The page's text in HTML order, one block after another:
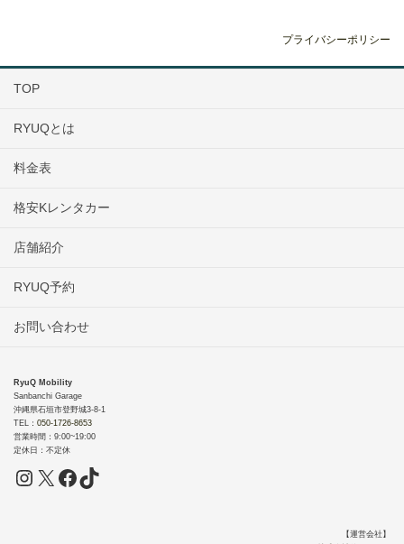
プライバシーポリシー
TOP
RYUQとは
料金表
格安Kレンタカー
店舗紹介
RYUQ予約
お問い合わせ
RyuQ Mobility
Sanbanchi Garage
沖縄県石垣市登野城3-8-1
TEL： 050-1726-8653
営業時間：9:00~19:00
定休日：不定休
【運営会社】